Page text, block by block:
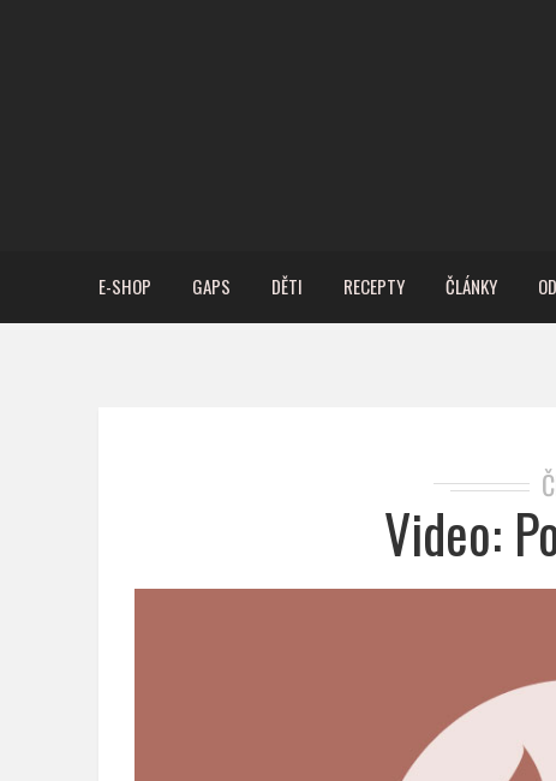
E-SHOP GAPS DĚTI RECEPTY ČLÁNKY
Video: